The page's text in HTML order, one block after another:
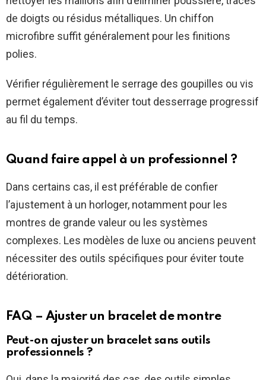
de doigts ou résidus métalliques. Un chiffon
microfibre suffit généralement pour les finitions
polies.
Vérifier régulièrement le serrage des goupilles ou vis
permet également d’éviter tout desserrage progressif
au fil du temps.
Quand faire appel à un professionnel ?
Dans certains cas, il est préférable de confier
l’ajustement à un horloger, notamment pour les
montres de grande valeur ou les systèmes
complexes. Les modèles de luxe ou anciens peuvent
nécessiter des outils spécifiques pour éviter toute
détérioration.
FAQ – Ajuster un bracelet de montre
Peut-on ajuster un bracelet sans outils
professionnels ?